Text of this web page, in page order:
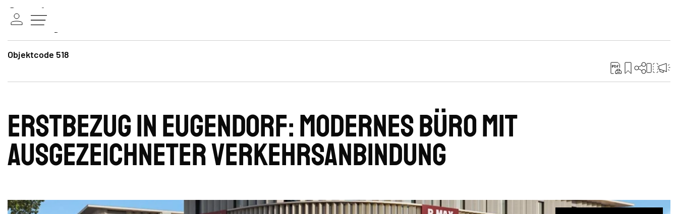
Objektcode 518
Erstbezug in Eugendorf: Modernes Büro mit
ausgezeichneter Verkehrsanbindung